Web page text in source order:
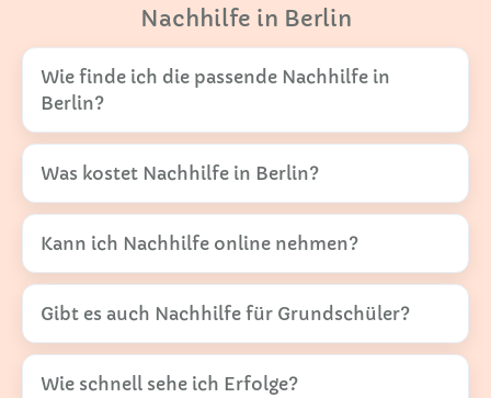
Nachhilfe in Berlin
Wie finde ich die passende Nachhilfe in
Berlin?
Was kostet Nachhilfe in Berlin?
Kann ich Nachhilfe online nehmen?
Gibt es auch Nachhilfe für Grundschüler?
Wie schnell sehe ich Erfolge?